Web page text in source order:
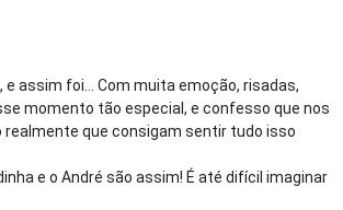
e assim foi… Com muita emoção, risadas,
momento tão especial, e confesso que nos
que consigam sentir tudo isso
e o André são assim! É até difícil imaginar